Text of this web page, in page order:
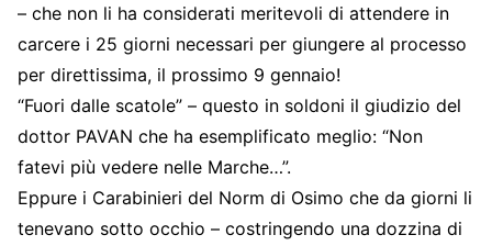
– che non li ha considerati meritevoli di attendere in
carcere i 25 giorni necessari per giungere al processo
per direttissima, il prossimo 9 gennaio!
“Fuori dalle scatole” – questo in soldoni il giudizio del
dottor PAVAN che ha esemplificato meglio: “Non
fatevi più vedere nelle Marche…”.
Eppure i Carabinieri del Norm di Osimo che da giorni li
tenevano sotto occhio – costringendo una dozzina di